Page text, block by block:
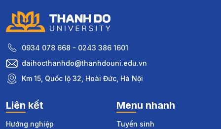
0934 078 668 - 0243 386 1601
daihocthanhdo@thanhdouni.edu.vn
Km 15, Quốc lộ 32, Hoài Đức, Hà Nội
Liên kết
Hướng nghiệp
Menu nhanh
Tuyển sinh